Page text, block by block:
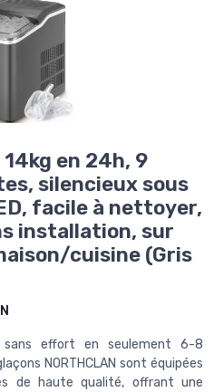
en 24h, 9
silencieux sous
facile à nettoyer,
installation, sur
cuisine (Gris
sans effort en seulement 6-8
NORTHCLAN sont équipées
de haute qualité, offrant une